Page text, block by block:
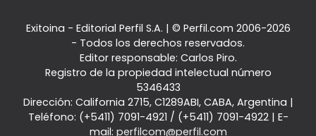
Exitoina - Editorial Perfil S.A. | © Perfil.com 2006-2026
- Todos los derechos reservados.
Editor responsable: Carlos Piro.
Registro de la propiedad intelectual número
5346433
Dirección: California 2715, C1289ABI, CABA, Argentina |
Teléfono: (+5411) 7091-4921 / (+5411) 7091-4922| E-
mail: perfilcom@perfil.com